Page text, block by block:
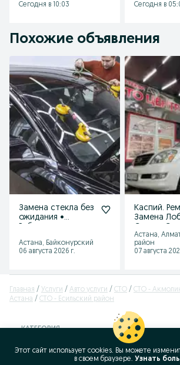
Сегодня в 10:03
Сегодня в
Похожие объявления
Замена стекла без
ожидания •
Астана, Байконурский
06 августа 2026 г.
Каспий.
Замена
трещины.
Астана,
район
07 августа
Главная Услуги Авто услуги СТО СТО -
Астана
СТО - Есильский район
КАТЕГОРИЯ
Этот сайт использует cookies. Вы можете
в своeм браузере. Узнать